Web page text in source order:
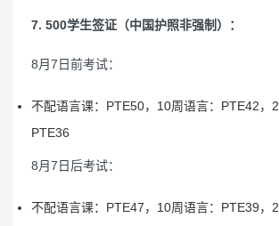
7. 500学生签证（中国护照非强制）：
8月7日前考试：
不配语言课：PTE50，10周语言：PTE42，
PTE36
8月7日后考试：
不配语言课：PTE47，10周语言：PTE39，